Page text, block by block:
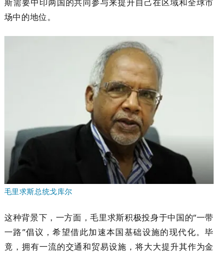
场中的地位。
毛里求斯总统戈库尔
这种背景下，一方面，毛里求斯积极投身于中国的“一带
一路”倡议，希望借此加速本国基础设施的现代化。毕
竟，拥有一流的交通和贸易设施，将大大提升其作为金